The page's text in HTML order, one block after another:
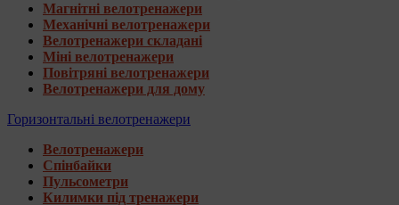
Магнітні велотренажери
Механічні велотренажери
Велотренажери складані
Міні велотренажери
Повітряні велотренажери
Велотренажери для дому
Горизонтальні велотренажери
Велотренажери
Спінбайки
Пульсометри
Килимки під тренажери